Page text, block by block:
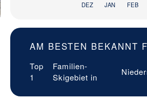
DEZ JAN FEB
AM BESTEN BEKANNT
Top
1
Familien-
Skigebiet in